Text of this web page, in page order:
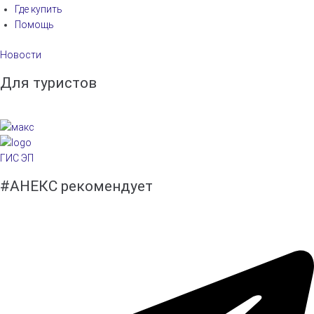
Где купить
Помощь
Новости
Для туристов
ГИС ЭП
#АНЕКС рекомендует